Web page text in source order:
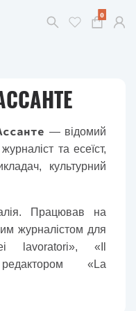
0
— відомий
та есеїст,
культурний
Працював на
журналістом для
lavoratori», «Il
«La